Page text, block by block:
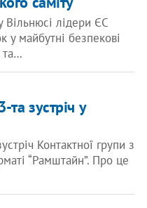
Вільнюсі лідери ЄС
у майбутні безпекові
та…
та зустріч у
Контактної групи з
“Рамштайн”. Про це